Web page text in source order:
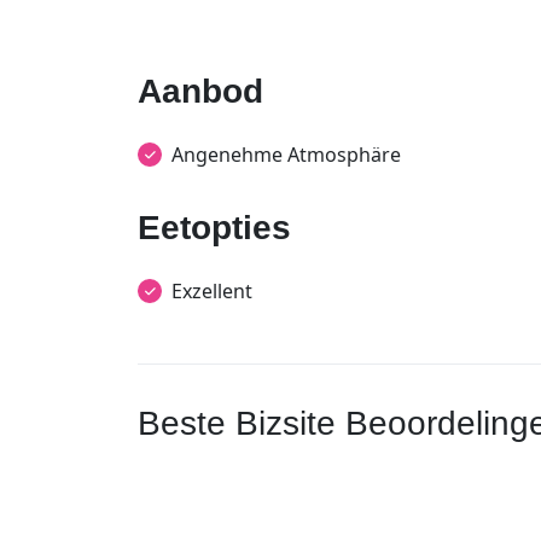
Aanbod
Angenehme Atmosphäre
Eetopties
Exzellent
Beste Bizsite